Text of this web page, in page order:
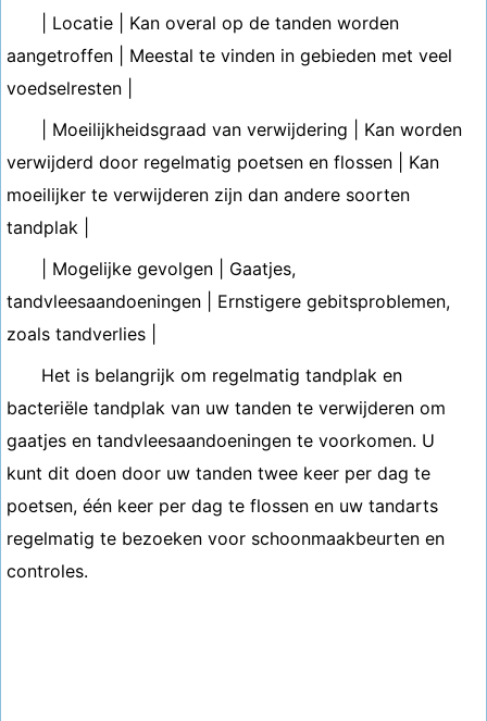
| Locatie | Kan overal op de tanden worden
aangetroffen | Meestal te vinden in gebieden met veel
voedselresten |
| Moeilijkheidsgraad van verwijdering | Kan worden
verwijderd door regelmatig poetsen en flossen | Kan
moeilijker te verwijderen zijn dan andere soorten
tandplak |
| Mogelijke gevolgen | Gaatjes,
tandvleesaandoeningen | Ernstigere gebitsproblemen,
zoals tandverlies |
Het is belangrijk om regelmatig tandplak en
bacteriële tandplak van uw tanden te verwijderen om
gaatjes en tandvleesaandoeningen te voorkomen. U
kunt dit doen door uw tanden twee keer per dag te
poetsen, één keer per dag te flossen en uw tandarts
regelmatig te bezoeken voor schoonmaakbeurten en
controles.